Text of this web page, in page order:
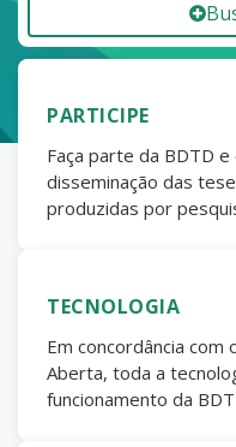
PARTICIPE
Faça parte da BDTD
disseminação das
produzidas por
TECNOLOGIA
Em concordância com
Aberta, toda a
funcionamento da